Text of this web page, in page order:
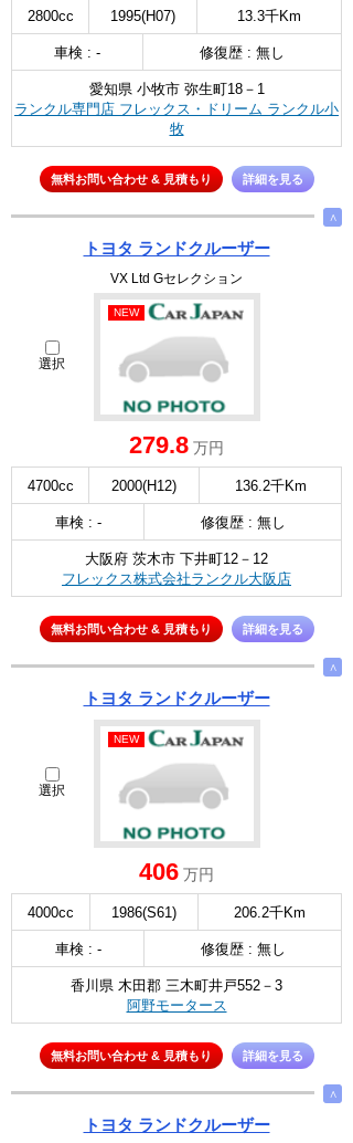
2800cc 1995(H07) 13.3千Km
車検 : - 修復歴 : 無し
愛知県 小牧市 弥生町18－1
ランクル専門店 フレックス・ドリーム ランクル小
牧
無料お問い合わせ & 見積もり 詳細を見る
∧
トヨタ ランドクルーザー
VX Ltd Gセレクション
選択
NEW
279.8 万円
4700cc 2000(H12) 136.2千Km
車検 : - 修復歴 : 無し
大阪府 茨木市 下井町12－12
フレックス株式会社ランクル大阪店
無料お問い合わせ & 見積もり 詳細を見る
∧
トヨタ ランドクルーザー
選択
NEW
406 万円
4000cc 1986(S61) 206.2千Km
車検 : - 修復歴 : 無し
香川県 木田郡 三木町井戸552－3
阿野モータース
無料お問い合わせ & 見積もり 詳細を見る
∧
トヨタ ランドクルーザー